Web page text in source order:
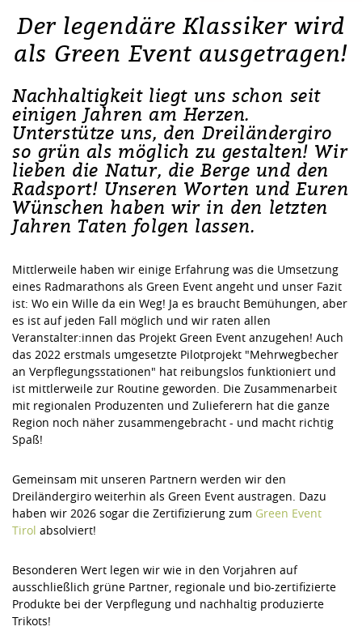
Der legendäre Klassiker wird
als Green Event ausgetragen!
Nachhaltigkeit liegt uns schon seit
einigen Jahren am Herzen.
Unterstütze uns, den Dreiländergiro
so grün als möglich zu gestalten! Wir
lieben die Natur, die Berge und den
Radsport! Unseren Worten und Euren
Wünschen haben wir in den letzten
Jahren Taten folgen lassen.
Mittlerweile haben wir einige Erfahrung was die Umsetzung
eines Radmarathons als Green Event angeht und unser Fazit
ist: Wo ein Wille da ein Weg! Ja es braucht Bemühungen, aber
es ist auf jeden Fall möglich und wir raten allen
Veranstalter:innen das Projekt Green Event anzugehen! Auch
das 2022 erstmals umgesetzte Pilotprojekt "Mehrwegbecher
an Verpflegungsstationen" hat reibungslos funktioniert und
ist mittlerweile zur Routine geworden. Die Zusammenarbeit
mit regionalen Produzenten und Zulieferern hat die ganze
Region noch näher zusammengebracht - und macht richtig
Spaß!
Gemeinsam mit unseren Partnern werden wir den
Dreiländergiro weiterhin als Green Event austragen. Dazu
haben wir 2026 sogar die Zertifizierung zum Green Event
Tirol absolviert!
Besonderen Wert legen wir wie in den Vorjahren auf
ausschließlich grüne Partner, regionale und bio-zertifizierte
Produkte bei der Verpflegung und nachhaltig produzierte
Trikots!